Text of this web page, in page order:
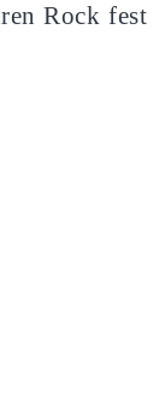
Rock fest